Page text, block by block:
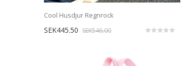
Cool Husdjur Regnrock
SEK445.50 SEK546.00